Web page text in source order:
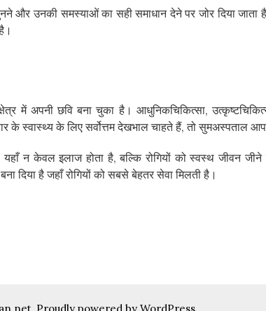
और उनकी समस्याओं का सही समाधान देने पर जोर दिया
में अपनी छवि बना चुका है। आधुनिकचिकित्सा,
के स्वास्थ्य के लिए सर्वोत्तम देखभाल चाहते हैं, तो सुमअस्पताल
न केवल इलाज होता है, बल्कि रोगियों को स्वस्थ जीवन जीने
है जहाँ रोगियों को सबसे बेहतर सेवा मिलती है।